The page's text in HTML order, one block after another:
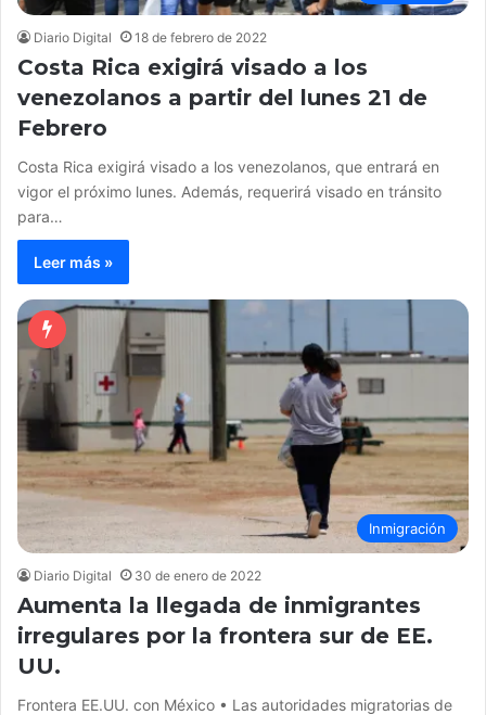
Diario Digital 18 de febrero de 2022
Costa Rica exigirá visado a los
venezolanos a partir del lunes 21 de
Febrero
Costa Rica exigirá visado a los venezolanos, que entrará en
vigor el próximo lunes. Además, requerirá visado en tránsito
para…
Leer más »
Inmigración
Diario Digital 30 de enero de 2022
Aumenta la llegada de inmigrantes
irregulares por la frontera sur de EE.
UU.
Frontera EE.UU. con México • Las autoridades migratorias de